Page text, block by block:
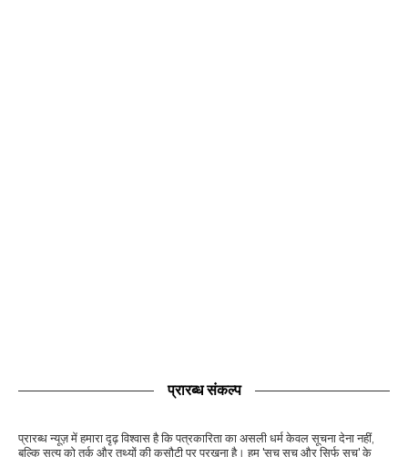
प्रारब्ध संकल्प
प्रारब्ध न्यूज़ में हमारा दृढ़ विश्वास है कि पत्रकारिता का असली धर्म केवल सूचना देना नहीं,
बल्कि सत्य को तर्क और तथ्यों की कसौटी पर परखना है। हम 'सच सच और सिर्फ सच' के